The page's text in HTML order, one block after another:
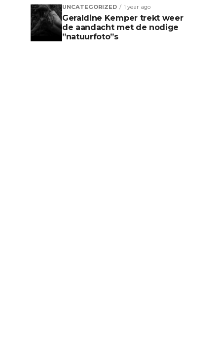
UNCATEGORIZED 1 year ago
Geraldine Kemper trekt weer
de aandacht met de nodige
”natuurfoto”s